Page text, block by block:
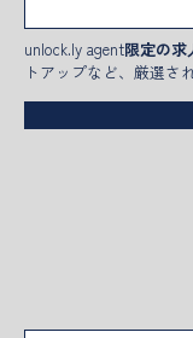
unlock.ly agent限定の求
トアップなど、厳選さ